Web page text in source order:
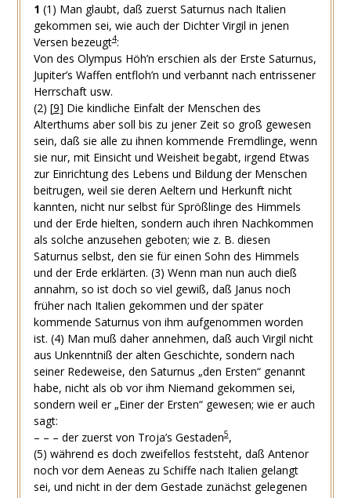
1 (1) Man glaubt, daß zuerst Saturnus nach Italien
gekommen sei, wie auch der Dichter Virgil in jenen
Versen bezeugt4:
Von des Olympus Höh’n erschien als der Erste Saturnus,
Jupiter’s Waffen entfloh’n und verbannt nach entrissener
Herrschaft usw.
(2) [9] Die kindliche Einfalt der Menschen des
Alterthums aber soll bis zu jener Zeit so groß gewesen
sein, daß sie alle zu ihnen kommende Fremdlinge, wenn
sie nur, mit Einsicht und Weisheit begabt, irgend Etwas
zur Einrichtung des Lebens und Bildung der Menschen
beitrugen, weil sie deren Aeltern und Herkunft nicht
kannten, nicht nur selbst für Sprößlinge des Himmels
und der Erde hielten, sondern auch ihren Nachkommen
als solche anzusehen geboten; wie z. B. diesen
Saturnus selbst, den sie für einen Sohn des Himmels
und der Erde erklärten. (3) Wenn man nun auch dieß
annahm, so ist doch so viel gewiß, daß Janus noch
früher nach Italien gekommen und der später
kommende Saturnus von ihm aufgenommen worden
ist. (4) Man muß daher annehmen, daß auch Virgil nicht
aus Unkenntniß der alten Geschichte, sondern nach
seiner Redeweise, den Saturnus „den Ersten“ genannt
habe, nicht als ob vor ihm Niemand gekommen sei,
sondern weil er „Einer der Ersten“ gewesen; wie er auch
sagt:
– – – der zuerst von Troja’s Gestaden5,
(5) während es doch zweifellos feststeht, daß Antenor
noch vor dem Aeneas zu Schiffe nach Italien gelangt
sei, und nicht in der dem Gestade zunächst gelegenen